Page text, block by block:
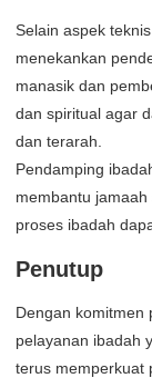
Selain aspek
menekankan
manasik dan
dan spiritual agar
dan terarah.
Pendamping
membantu
proses ibadah
Penutup
Dengan komitmen
pelayanan ibadah
terus memperkuat